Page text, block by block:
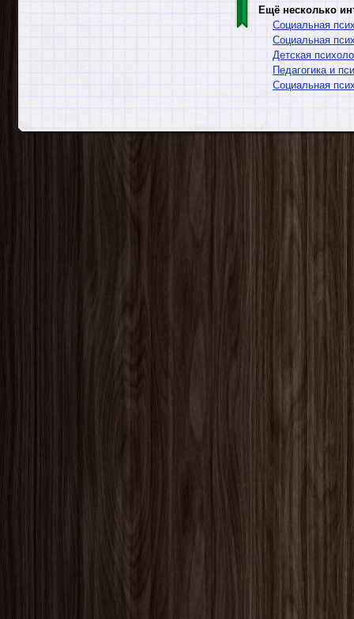
Ещё несколько
Социальная
Социальная
Детская
Педагогика и
Социальная